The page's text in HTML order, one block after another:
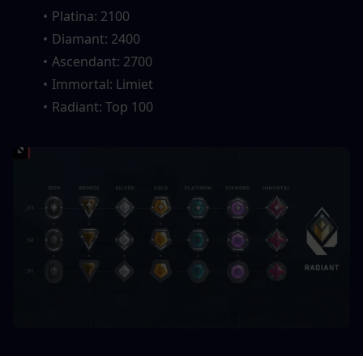
Platina: 2100
Diamant: 2400
Ascendant: 2700
Immortal: Limiet
Radiant: Top 100